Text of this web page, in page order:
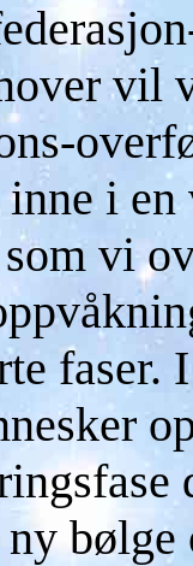
vil
inne i
vi
faser.